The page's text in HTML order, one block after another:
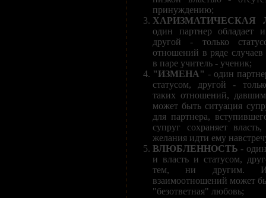
принуждению;
ХАРИЗМАТИЧЕСКАЯ
один партнер обладает
другой - только
отношений в ряде
в паре учитель - ученик;
"ИЗМЕНА" - один
статусом, другой -
таких отношений,
может быть ситуация
для партнера,
супруг сохраняет
желания идти ему
ВЛЮБЛЕННОСТЬ -
и власть и статусом,
тем, ни другим.
взаимоотношений может
"безответная" любовь;